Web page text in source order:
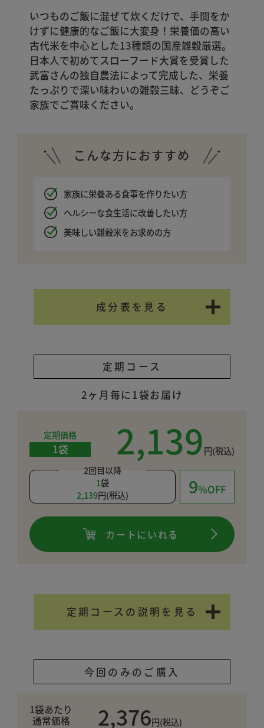
いつものご飯に混ぜて炊くだけで、手間をか
けずに健康的なご飯に大変身！栄養価の高い
古代米を中心とした13種類の国産雑穀厳選。
日本人で初めてスローフード大賞を受賞した
武富さんの独自農法によって完成した、栄養
たっぷりで深い味わいの雑穀三昧、どうぞご
家族でご賞味ください。
こんな方におすすめ
家族に栄養ある食事を作りたい方
ヘルシーな食生活に改善したい方
美味しい雑穀米をお求めの方
成分表を見る
●名称
雑穀ブレンド（13種）
●内容量
●原材料
発芽玄米（国産）、緑米、黒米、赤
米、胚芽押麦、モチムギ、活性生大
麦、ハトムギ、高キビ、アマランサ
ス、アワ、キビ、ヒエ
定期コース
2ヶ月毎に1袋お届け
定期価格
1袋 2,139円(税込)
2回目以降
1袋
2,139円(税込) 9%OFF
カートにいれる
定期コースの説明を見る
今回のみのご購入
1袋あたり
通常価格
2,376円(税込)